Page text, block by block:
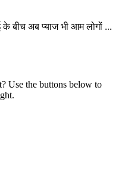
बीच अब प्याज भी आम लोगों ...
Use the buttons below to